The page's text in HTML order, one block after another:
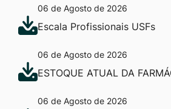
06 de Agosto de 2026
Escala Profissionais USFs
06 de Agosto de 2026
ESTOQUE ATUAL DA
06 de Agosto de 2026